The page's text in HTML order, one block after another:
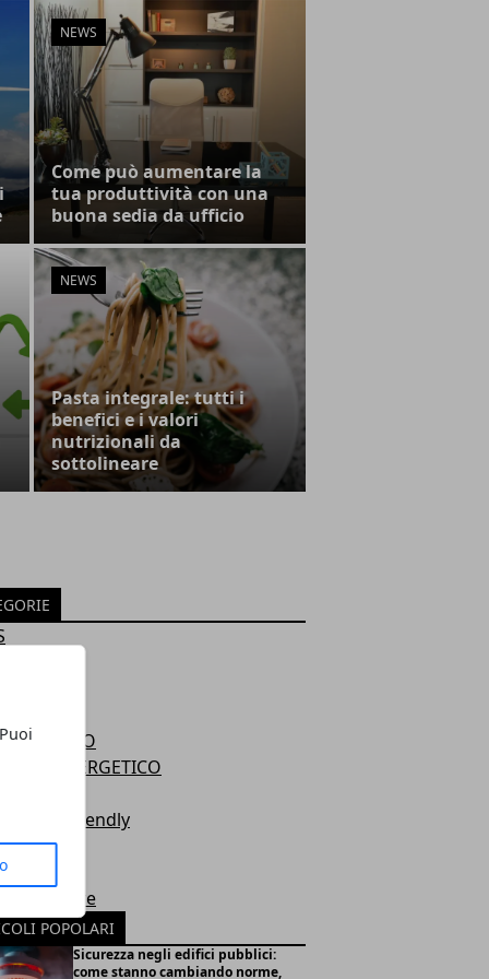
NEWS
Come può aumentare la
tua produttività con una
buona sedia da ufficio
NEWS
Pasta integrale: tutti i
benefici e i valori
nutrizionali da
sottolineare
ENERGETICO
Eco-Friendly
nucleare
POPOLARI
Sicurezza negli edifici pubblici:
come stanno cambiando norme,